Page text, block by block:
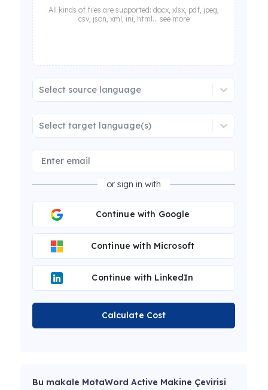
All kinds of files are supported: docx, xlsx, pdf, jpeg,
csv, json, xml, ini, html... see more
Select source language
Select target language(s)
or sign in with
Continue with Google
Continue with Microsoft
Continue with LinkedIn
Calculate Cost
Bu makale MotaWord Active Makine Çevirisi